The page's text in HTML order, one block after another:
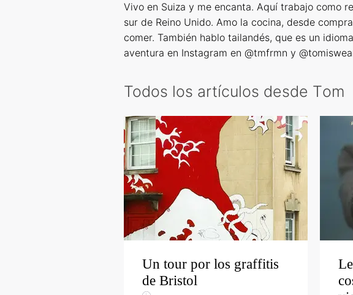
Vivo en Suiza y me encanta. Aquí trabajo como
sur de Reino Unido. Amo la cocina, desde
comer. También hablo tailandés, que es un
aventura en Instagram en @tmfrmn y
Todos los artículos desde Тom
Un tour por los graffitis
de Bristol